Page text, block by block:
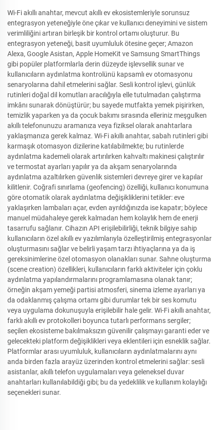
Wi-Fi akıllı anahtar, mevcut akıllı ev ekosistemleriyle sorunsuz
entegrasyon yeteneğiyle öne çıkar ve kullanıcı deneyimini ve sistem
verimliliğini artıran birleşik bir kontrol ortamı oluşturur. Bu
entegrasyon yeteneği, basit uyumluluk ötesine geçer; Amazon
Alexa, Google Asistan, Apple HomeKit ve Samsung SmartThings
gibi popüler platformlarla derin düzeyde işlevsellik sunar ve
kullanıcıların aydınlatma kontrolünü kapsamlı ev otomasyonu
senaryolarına dahil etmelerini sağlar. Sesli kontrol işlevi, günlük
rutinleri doğal dil komutları aracılığıyla elle tutulmadan çalıştırma
imkânı sunarak dönüştürür; bu sayede mutfakta yemek pişirirken,
temizlik yaparken ya da çocuk bakımı sırasında elleriniz meşgulken
akıllı telefonunuzu aramanıza veya fiziksel olarak anahtarlara
yaklaşmanıza gerek kalmaz. Wi-Fi akıllı anahtar, sabah rutinleri gibi
karmaşık otomasyon dizilerine katılabilmekte; bu rutinlerde
aydınlatma kademeli olarak artırılırken kahvaltı makinesi çalıştırılır
ve termostat ayarları yapılır ya da akşam senaryolarında
aydınlatma azaltılırken güvenlik sistemleri devreye girer ve kapılar
kilitlenir. Coğrafi sınırlama (geofencing) özelliği, kullanıcı konumuna
göre otomatik olarak aydınlatma değişikliklerini tetikler: eve
yaklaşırken lambaları açar, evden ayrıldığınızda ise kapatır; böylece
manuel müdahaleye gerek kalmadan hem kolaylık hem de enerji
tasarrufu sağlanır. Cihazın API erişilebilirliği, teknik bilgiye sahip
kullanıcıların özel akıllı ev yazılımlarıyla özelleştirilmiş entegrasyonlar
oluşturmasını sağlar ve belirli yaşam tarzı ihtiyaçlarına ya da iş
gereksinimlerine özel otomasyon olanakları sunar. Sahne oluşturma
(scene creation) özellikleri, kullanıcıların farklı aktiviteler için çoklu
aydınlatma yapılandırmalarını programlamasına olanak tanır;
örneğin akşam yemeği partisi atmosferi, sinema izleme ayarları ya
da odaklanmış çalışma ortamı gibi durumlar tek bir ses komutu
veya uygulama dokunuşuyla erişilebilir hale gelir. Wi-Fi akıllı anahtar,
farklı akıllı ev protokolleri boyunca tutarlı performans sergiler;
seçilen ekosisteme bakılmaksızın güvenilir çalışmayı garanti eder ve
gelecekteki platform değişiklikleri veya eklentileri için esneklik sağlar.
Platformlar arası uyumluluk, kullanıcıların aydınlatmalarını aynı
anda birden fazla arayüz üzerinden kontrol etmelerini sağlar: sesli
asistanlar, akıllı telefon uygulamaları veya geleneksel duvar
anahtarları kullanılabildiği gibi; bu da yedeklilik ve kullanım kolaylığı
seçenekleri sunar.